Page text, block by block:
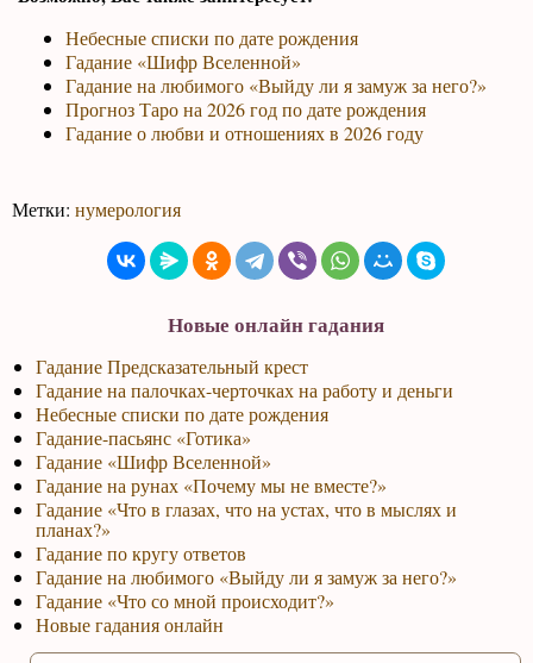
Небесные списки по дате рождения
Гадание «Шифр Вселенной»
Гадание на любимого «Выйду ли я замуж за него?»
Прогноз Таро на 2026 год по дате рождения
Гадание о любви и отношениях в 2026 году
Метки:нумерология
Новые онлайн гадания
Гадание Предсказательный крест
Гадание на палочках-черточках на работу и деньги
Небесные списки по дате рождения
Гадание-пасьянс «Готика»
Гадание «Шифр Вселенной»
Гадание на рунах «Почему мы не вместе?»
Гадание «Что в глазах, что на устах, что в мыслях и
планах?»
Гадание по кругу ответов
Гадание на любимого «Выйду ли я замуж за него?»
Гадание «Что со мной происходит?»
Новые гадания онлайн